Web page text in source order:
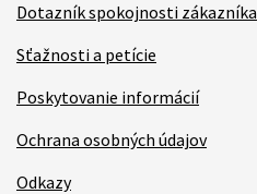
Dotazník spokojnosti zákazníka
Sťažnosti a petície
Poskytovanie informácií
Ochrana osobných údajov
Odkazy